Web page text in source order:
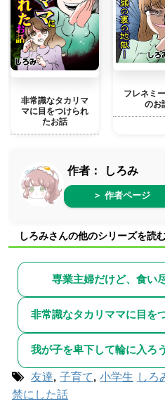
非常識なタカリマ
マに目をつけられ
たお話
フレネミ
のお
作者： しろみ
＞ 作者ページ
しろみさんの他のシリーズを読
専業主婦だけど、食い
非常識なタカリママに目を
友達, 子育て, 小学生 しろ
禁にした話